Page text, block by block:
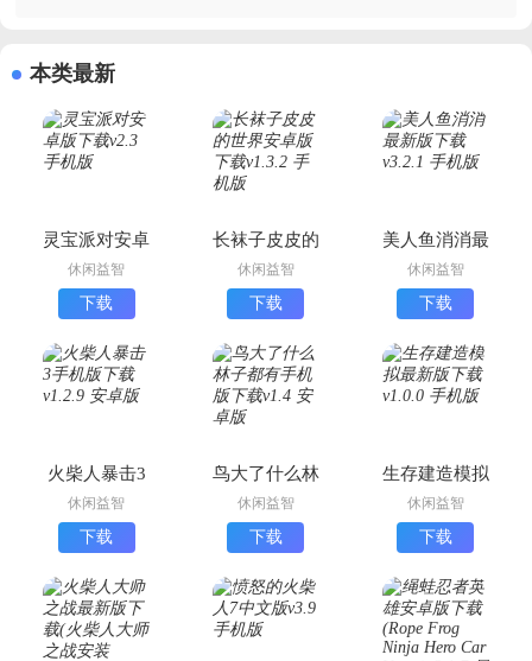
本类最新
灵宝派对安卓
版下载
休闲益智
下载
长袜子皮皮的
世界安卓版下
载
休闲益智
下载
美人鱼消消最
新版下载
休闲益智
下载
火柴人暴击3
手机版下载
休闲益智
下载
鸟大了什么林
子都有手机版
下载
休闲益智
下载
生存建造模拟
最新版下载
休闲益智
下载